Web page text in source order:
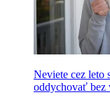
Neviete cez leto
oddychovať bez